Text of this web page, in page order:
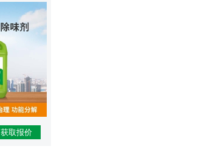
获取报价